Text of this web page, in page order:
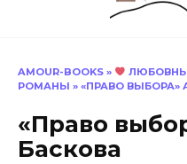
AMOUR-BOOKS »
РОМАНЫ » «ПРАВО ВЫБОРА»
«Право
Баскова